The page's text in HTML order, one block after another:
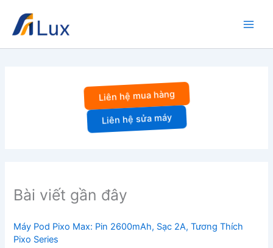
dung
Liên hệ mua hàng
Liên hệ sửa máy
Bài viết gần đây
Máy Pod Pixo Max: Pin 2600mAh, Sạc 2A, Tương Thích
Pixo Series